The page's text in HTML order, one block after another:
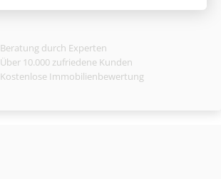
Beratung durch Experten
Über 10.000 zufriedene Kunden
Kostenlose Immobilienbewertung